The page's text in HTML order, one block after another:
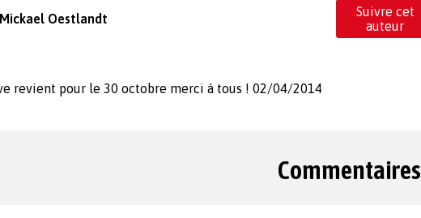
Mickael Oestlandt
Suivre cet
auteur
revient pour le 30 octobre merci à tous ! 02/04/2014
Commentaires